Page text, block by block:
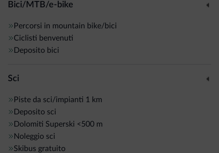
Bici/MTB/e-bike
Percorsi in mountain bike/bici
Ciclisti benvenuti
Deposito bici
Sci
Piste da sci/impianti 1 km
Deposito sci
Dolomiti Superski <500 m
Noleggio sci
Skibus gratuito